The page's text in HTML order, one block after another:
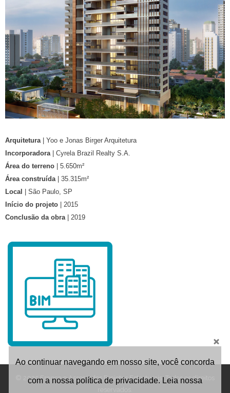
Arquitetura | Yoo e Jonas Birger Arquitetura
Incorporadora | Cyrela Brazil Realty S.A.
Área do terreno | 5.650m²
Área construída | 35.315m²
Local
| São Paulo, SP
Início do projeto | 2015
Conclusão da obra | 2019
© 2025 França e Associados Projetos Estruturais. Todos os direitos
Ao continuar navegando em nosso site, você concorda
com a nossa política de privacidade. Leia nossa